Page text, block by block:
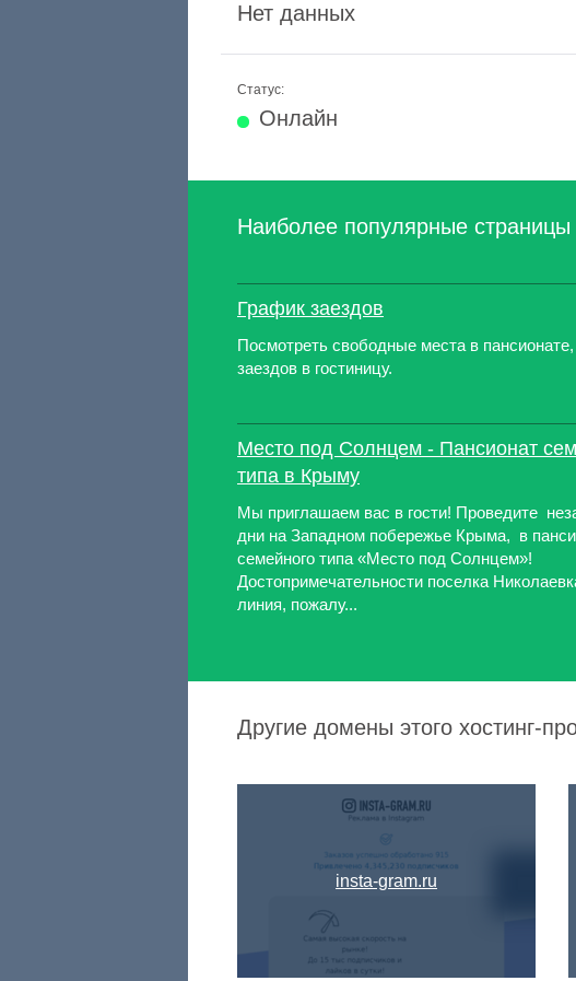
Нет данных
Статус:
Онлайн
Наиболее популярные
График заездов
Посмотреть свободные места в
заездов в гостиницу.
Место под Солнцем - Пансионат
типа в Крыму
Мы приглашаем вас в гости! Проведите
дни на Западном побережье Крыма, в
семейного типа «Место под Солнцем»!
Достопримечательности поселка
линия, пожалу...
Другие домены этого хостинг-
insta-gram.ru